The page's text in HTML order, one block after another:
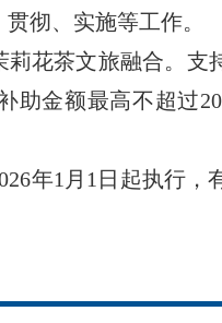
彻、 实施等工作。
花茶文旅融合。 支
助金额最高不超过
年1月1日起执行，